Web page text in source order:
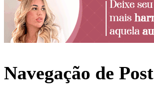
Navegação de Post